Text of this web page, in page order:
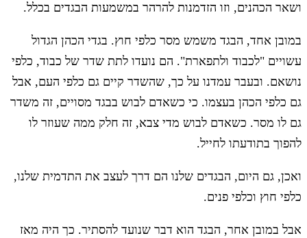
ושאר הכהנים, וזו הזדמנות להרהר במשמעות הבגדים בכלל.
במובן אחד, הבגד משמש מסר כלפי חוץ. בגדי הכהן הגדול
עשויים "לכבוד ולתפארת". הם נועדו לתת שדר של כבוד, כלפי
נושאם. ובעבר עמדנו על כך, שהשדר קיים גם כלפי העם, אבל
גם כלפי הכהן בעצמו. כי כשאדם לבוש בבגד מסויים, זה משדר
גם לו מסר. כשאדם לבוש מדי צבא, זה חלק ממה שעוזר לו
להפוך בתודעתו לחייל.
ואכן, גם היום, הבגדים שלנו הם דרך לעצב את התדמית שלנו,
כלפי חוץ וכלפי פנים.
אבל במובן אחר, הבגד הוא דבר שנועד להסתיר. כך היה מאז